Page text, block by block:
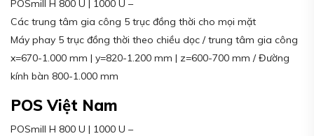
POSmill H 800 U | 1000 U –
Các trung tâm gia công 5 trục đồng thời cho mọi mặt
Máy phay 5 trục đồng thời theo chiều dọc / trung tâm gia công
x=670-1.000 mm | y=820-1.200 mm | z=600-700 mm / Đường
kính bàn 800-1.000 mm
POS Việt Nam
POSmill H 800 U | 1000 U –